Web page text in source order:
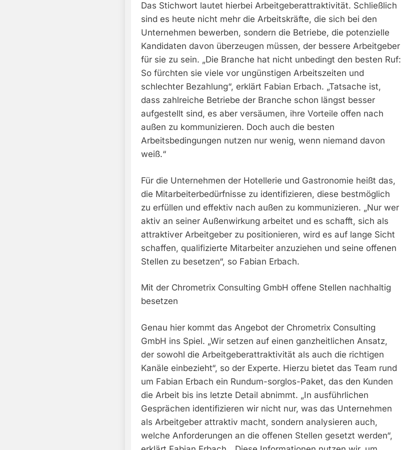
Das Stichwort lautet hierbei Arbeitgeberattraktivität. Schließlich
sind es heute nicht mehr die Arbeitskräfte, die sich bei den
Unternehmen bewerben, sondern die Betriebe, die potenzielle
Kandidaten davon überzeugen müssen, der bessere Arbeitgeber
für sie zu sein. „Die Branche hat nicht unbedingt den besten Ruf:
So fürchten sie viele vor ungünstigen Arbeitszeiten und
schlechter Bezahlung“, erklärt Fabian Erbach. „Tatsache ist,
dass zahlreiche Betriebe der Branche schon längst besser
aufgestellt sind, es aber versäumen, ihre Vorteile offen nach
außen zu kommunizieren. Doch auch die besten
Arbeitsbedingungen nutzen nur wenig, wenn niemand davon
weiß.“
Für die Unternehmen der Hotellerie und Gastronomie heißt das,
die Mitarbeiterbedürfnisse zu identifizieren, diese bestmöglich
zu erfüllen und effektiv nach außen zu kommunizieren. „Nur wer
aktiv an seiner Außenwirkung arbeitet und es schafft, sich als
attraktiver Arbeitgeber zu positionieren, wird es auf lange Sicht
schaffen, qualifizierte Mitarbeiter anzuziehen und seine offenen
Stellen zu besetzen“, so Fabian Erbach.
Mit der Chrometrix Consulting GmbH offene Stellen nachhaltig
besetzen
Genau hier kommt das Angebot der Chrometrix Consulting
GmbH ins Spiel. „Wir setzen auf einen ganzheitlichen Ansatz,
der sowohl die Arbeitgeberattraktivität als auch die richtigen
Kanäle einbezieht“, so der Experte. Hierzu bietet das Team rund
um Fabian Erbach ein Rundum-sorglos-Paket, das den Kunden
die Arbeit bis ins letzte Detail abnimmt. „In ausführlichen
Gesprächen identifizieren wir nicht nur, was das Unternehmen
als Arbeitgeber attraktiv macht, sondern analysieren auch,
welche Anforderungen an die offenen Stellen gesetzt werden“,